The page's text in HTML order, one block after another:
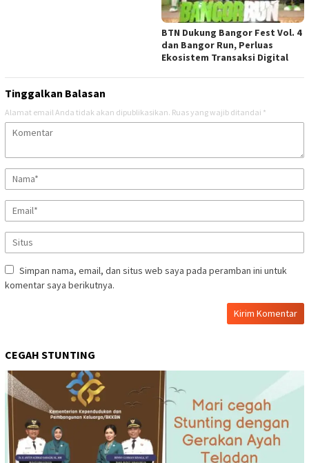
BTN Dukung Bangor Fest Vol. 4
dan Bangor Run, Perluas
Ekosistem Transaksi Digital
Tinggalkan Balasan
Alamat email Anda tidak akan dipublikasikan. Ruas yang wajib ditandai *
Simpan nama, email, dan situs web saya pada peramban ini untuk
komentar saya berikutnya.
CEGAH STUNTING